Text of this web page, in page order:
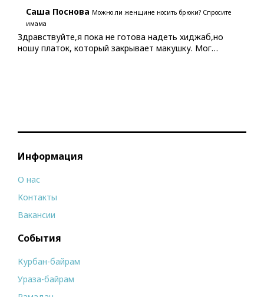
Саша Поснова Можно ли женщине носить брюки? Спросите
имама
Здравствуйте,я пока не готова надеть хиджаб,но
ношу платок, который закрывает макушку. Мог…
Информация
О нас
Контакты
Вакансии
События
Курбан-байрам
Ураза-байрам